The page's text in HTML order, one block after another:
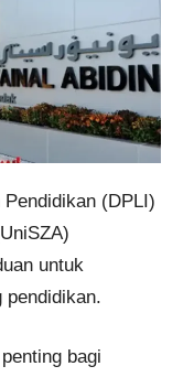
(DPLI)
untuk
pendidikan.
bagi